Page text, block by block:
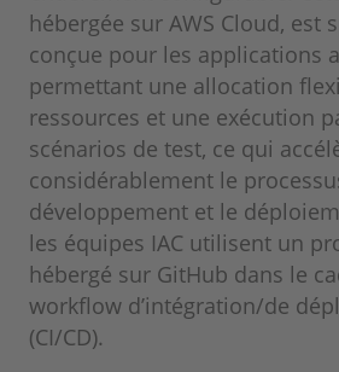
hébergée sur AWS Cloud, est
conçue pour les applications
permettant une allocation
ressources et une exécution
scénarios de test, ce qui
considérablement le
développement et le
les équipes IAC utilisent un
hébergé sur GitHub dans le
workflow d’intégration/de
(CI/CD).